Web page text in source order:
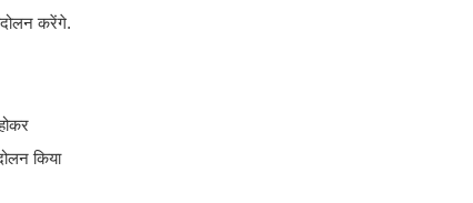
करेंगे.
किया